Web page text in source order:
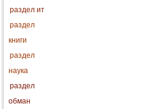
раздел ит
раздел
книги
раздел
наука
раздел
обман